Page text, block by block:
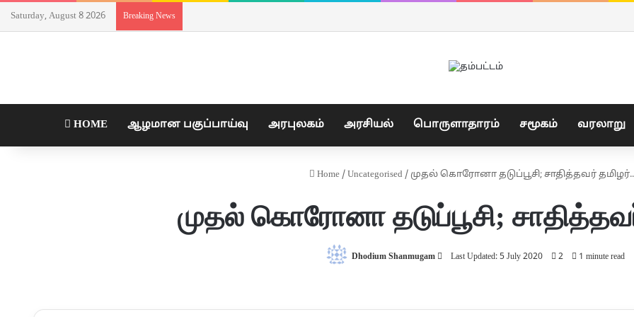
Saturday, August 8 2026 Breaking News
HOME ஆழமான பகுப்பாய்வு அரபுலகம் அரசியல் பொருளாதாரம் சமூகம் வரலாறு
Home / Uncategorised / முதல் கொரோனா தடுப்பூசி; சாதித்தவர்
முதல் கொரோனா தடுப்பூசி;
Dhodium Shanmugam
Send
Last Updated: 5 July 2020 2 1 minute read